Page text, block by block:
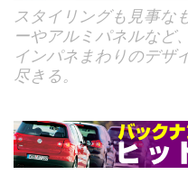
スタイリングも見事な
ーやアルミパネルなど
インパネまわりのデザ
尽きる。